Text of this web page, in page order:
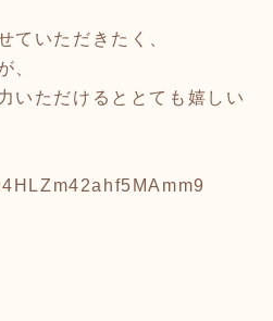
ていただきたく、
、
いただけるととても嬉しい